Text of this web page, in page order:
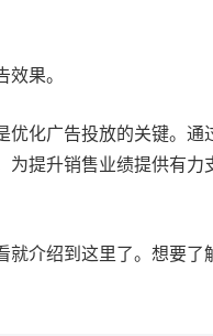
果。
优化广告投放的关键。通
为提升销售业绩提供有力
就介绍到这里了。想要了